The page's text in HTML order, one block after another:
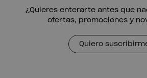
¿Quieres enterarte antes que
ofertas, promociones y
Quiero